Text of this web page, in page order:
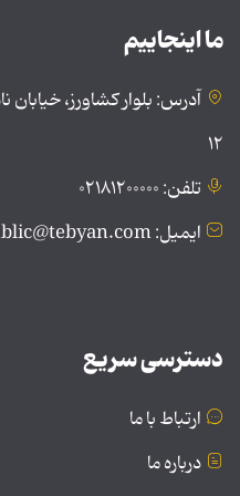
ما اینجاییم
آدرس: بلوار کشاورز،
۱۲
تلفن: ۰۲۱۸۱۲۰۰۰۰۰
ایمیل: public@tebyan.com
دسترسی سریع
ارتباط با ما
درباره ما